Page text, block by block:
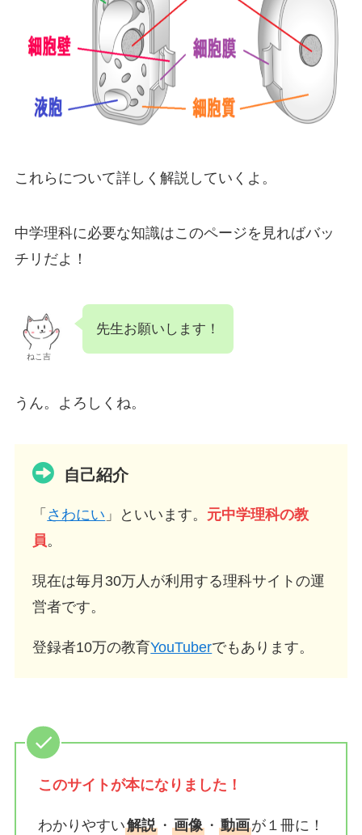
これらについて詳しく解説していくよ。
中学理科に必要な知識はこのページを見ればバッ
チリだよ！
ねこ吉
先生お願いします！
うん。よろしくね。
自己紹介
「 さわにい 」といいます。 元中学理科の教
員 。
現在は毎月30万人が利用する理科サイトの運
営者です。
登録者10万の教育YouTuberでもあります。
このサイトが本になりました！
わかりやすい解説・ 画像・ 動画が１冊に！